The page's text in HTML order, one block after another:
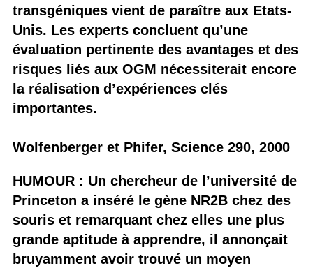
transgéniques vient de paraître aux Etats-
Unis. Les experts concluent qu’une
évaluation pertinente des avantages et des
risques liés aux OGM nécessiterait encore
la réalisation d’expériences clés
importantes.
Wolfenberger et Phifer, Science 290, 2000
HUMOUR : Un chercheur de l’université de
Princeton a inséré le gène NR2B chez des
souris et remarquant chez elles une plus
grande aptitude à apprendre, il annonçait
bruyamment avoir trouvé un moyen